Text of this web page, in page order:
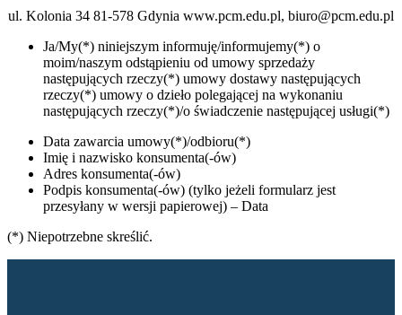
ul. Kolonia 34 81-578 Gdynia www.pcm.edu.pl, biuro@pcm.edu.pl
Ja/My(*) niniejszym informuję/informujemy(*) o
moim/naszym odstąpieniu od umowy sprzedaży
następujących rzeczy(*) umowy dostawy następujących
rzeczy(*) umowy o dzieło polegającej na wykonaniu
następujących rzeczy(*)/o świadczenie następującej usługi(*)
Data zawarcia umowy(*)/odbioru(*)
Imię i nazwisko konsumenta(-ów)
Adres konsumenta(-ów)
Podpis konsumenta(-ów) (tylko jeżeli formularz jest
przesyłany w wersji papierowej) – Data
(*) Niepotrzebne skreślić.